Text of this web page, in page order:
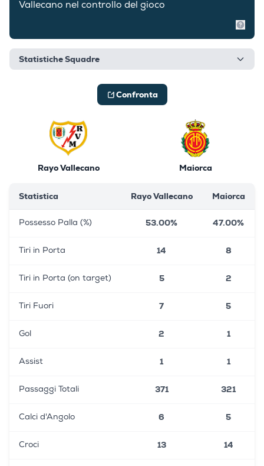
Vallecano nel controllo del gioco
Statistiche Squadre
Confronta
Rayo Vallecano Maiorca
Statistica Rayo Vallecano Maiorca
Possesso Palla (%) 53.00% 47.00%
Tiri in Porta 14 8
Tiri in Porta (on target) 5 2
Tiri Fuori 7 5
Gol 2 1
Assist 1 1
Passaggi Totali 371 321
Calci d'Angolo 6 5
Croci 13 14